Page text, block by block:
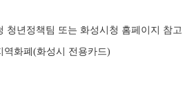
청년정책팀 또는 화성시청 홈페이지 참고
역화폐(화성시 전용카드)